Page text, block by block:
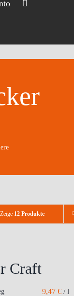
Zeige 12 Produkte
Craft
9,47 €/l